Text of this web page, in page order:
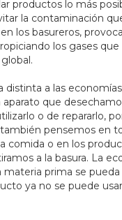
productos lo más
la contaminación
los basureros,
los gases
distinta a las
que
o de repararlo,
pensemos en
comida o en los
a la basura. La
materia prima se pueda
ya no se puede